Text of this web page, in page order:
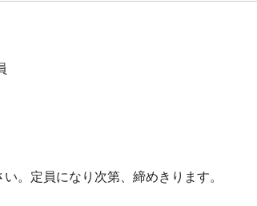
。定員になり次第、締めきります。